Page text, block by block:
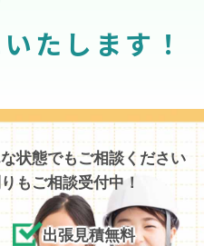
たします！
状態でもご相談ください
もご相談受付中！
出張見積無料